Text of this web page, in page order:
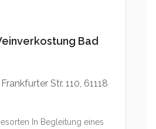
Bad
Str. 110, 61118
In Begleitung eines